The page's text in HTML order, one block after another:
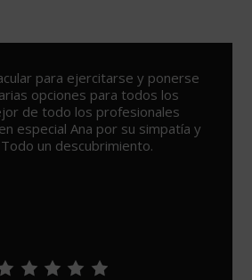
para ejercitarse y ponerse
opciones para todos los
de todo los profesionales
especial Ana por su simpatía y
un descubrimiento.